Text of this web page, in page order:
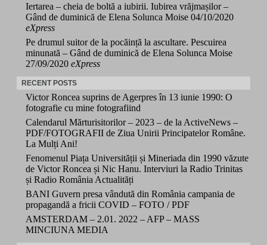
Iertarea – cheia de boltă a iubirii. Iubirea vrăjmașilor –
Gând de duminică de Elena Solunca Moise 04/10/2020
eXpress
Pe drumul suitor de la pocăință la ascultare. Pescuirea
minunată – Gând de duminică de Elena Solunca Moise
27/09/2020 eXpress
RECENT POSTS
Victor Roncea suprins de Agerpres în 13 iunie 1990: O
fotografie cu mine fotografiind
Calendarul Mărturisitorilor – 2023 – de la ActiveNews –
PDF/FOTOGRAFII de Ziua Unirii Principatelor Române.
La Mulți Ani!
Fenomenul Piața Universității și Mineriada din 1990 văzute
de Victor Roncea și Nic Hanu. Interviuri la Radio Trinitas
și Radio România Actualități
BANI Guvern presa vândută din România campania de
propagandă a fricii COVID – FOTO / PDF
AMSTERDAM – 2.01. 2022 – AFP – MASS
MINCIUNA MEDIA